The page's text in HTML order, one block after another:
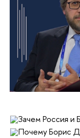
Зачем Россия и
Почему Борис